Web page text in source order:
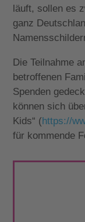
läuft, sollen es
ganz
Die Teilnahme
betroffenen
Spenden
können sich
Kids“ (https://
für kommende